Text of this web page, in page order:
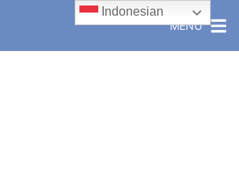
MENU
Indonesian